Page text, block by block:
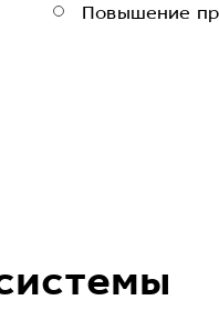
Повышение